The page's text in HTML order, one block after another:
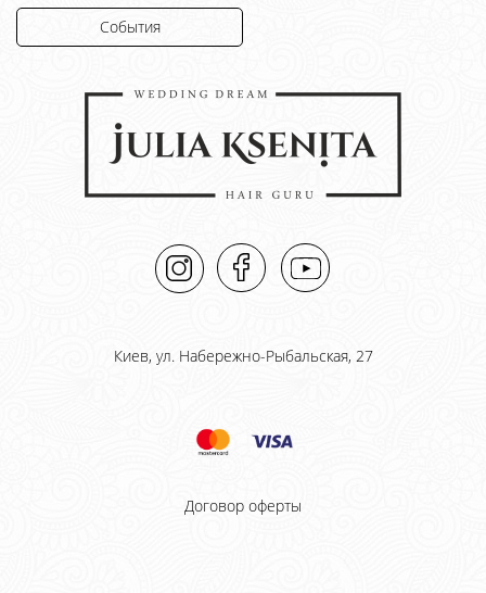
События
Киев, ул. Набережно-Рыбальская, 27
Договор оферты